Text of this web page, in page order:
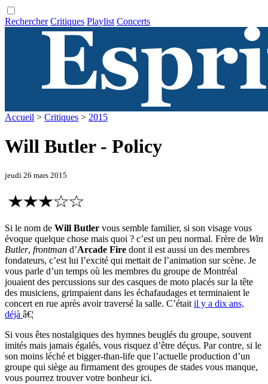
Rechercher Critiques Playlist Concerts
Accueil > Critiques > 2015
Will Butler - Policy
jeudi 26 mars 2015
Si le nom de Will Butler vous semble familier, si son visage vous
évoque quelque chose mais quoi ? c’est un peu normal. Frère de Win
Butler, frontman d’Arcade Fire dont il est aussi un des membres
fondateurs, c’est lui l’excité qui mettait de l’animation sur scène. Je
vous parle d’un temps où les membres du groupe de Montréal
jouaient des percussions sur des casques de moto placés sur la tête
des musiciens, grimpaient dans les échafaudages et terminaient le
concert en rue après avoir traversé la salle. C’était il y a dix ans,
déjà â€¦
Si vous êtes nostalgiques des hymnes beuglés du groupe, souvent
imités mais jamais égalés, vous risquez d’être déçus. Par contre, si le
son moins léché et bigger-than-life que l’actuelle production d’un
groupe qui siège au firmament des groupes de stades vous manque,
vous pourrez trouver votre bonheur ici.